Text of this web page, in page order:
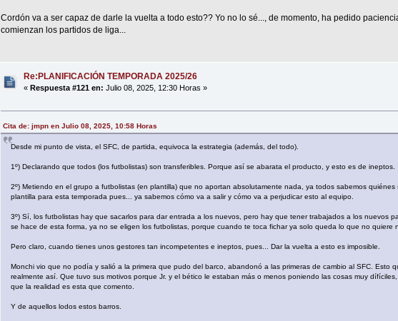
Cordón va a ser capaz de darle la vuelta a todo esto?? Yo no lo sé..., de momento, ha pedido
comienzan los partidos de liga...
Re:PLANIFICACIÓN TEMPORADA 2025/26
«Respuesta #121 en: Julio 08, 2025, 12:30 Horas »
Cita de: jmpn en Julio 08, 2025, 10:58 Horas
Desde mi punto de vista, el SFC, de partida, equivoca la estrategia (además, del todo).
1º) Declarando que todos (los futbolistas) son transferibles. Porque así se abarata el producto, y esto es de ineptos.
2º) Metiendo en el grupo a futbolistas (en plantilla) que no aportan absolutamente nada, ya todos sabemos
plantilla para esta temporada pues... ya sabemos cómo va a salir y cómo va a perjudicar esto al equipo.
3º) Sí, los futbolistas hay que sacarlos para dar entrada a los nuevos, pero hay que tener trabajados a los nuevos
se hace de esta forma, ya no se eligen los futbolistas, porque cuando te toca fichar ya solo queda lo que no quiere
Pero claro, cuando tienes unos gestores tan incompetentes e ineptos, pues... Dar la vuelta a esto es imposible.
Monchi vio que no podía y salió a la primera que pudo del barco, abandonó a las primeras de cambio al SFC. Esto
realmente así. Que tuvo sus motivos porque Jr. y el bético le estaban más o menos poniendo las cosas muy
que la realidad es esta que comento.
Y de aquellos lodos estos barros.